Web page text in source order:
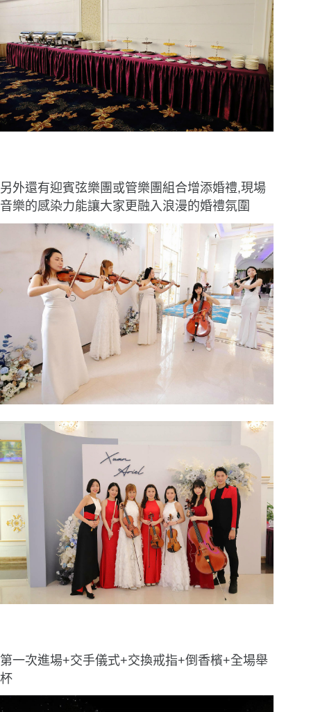
另外還有迎賓弦樂團或管樂團組合增添婚禮,現場
音樂的感染力能讓大家更融入浪漫的婚禮氛圍
第一次進場+交手儀式+交換戒指+倒香檳+全場舉
杯